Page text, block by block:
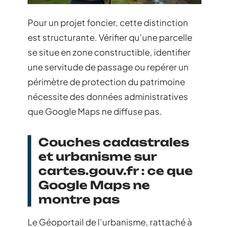
Pour un projet foncier, cette distinction
est structurante. Vérifier qu’une parcelle
se situe en zone constructible, identifier
une servitude de passage ou repérer un
périmètre de protection du patrimoine
nécessite des données administratives
que Google Maps ne diffuse pas.
Couches cadastrales
et urbanisme sur
cartes.gouv.fr : ce que
Google Maps ne
montre pas
Le Géoportail de l’urbanisme, rattaché à